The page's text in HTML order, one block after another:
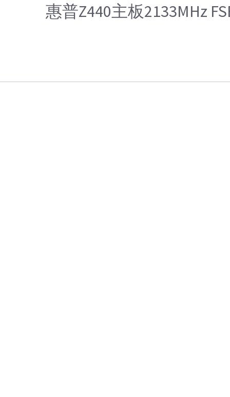
惠普Z440主板2133MHz